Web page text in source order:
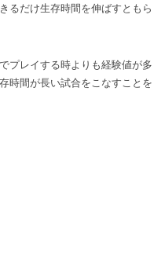
るだけ生存時間を伸ばすともら
プレイする時よりも経験値が多
時間が長い試合をこなすことを